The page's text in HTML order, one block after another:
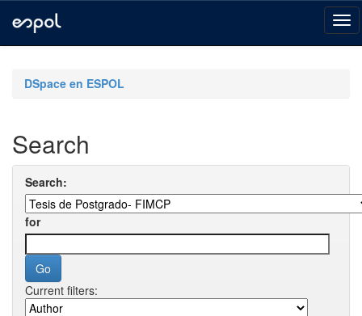
navigationDSpace en ESPOL
Search
Search:
for
Current filters: